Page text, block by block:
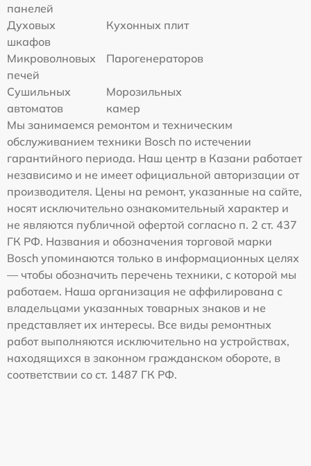
панелей
Духовых
шкафов
Кухонных плит
Микроволновых
печей
Парогенераторов
Сушильных
автоматов
Морозильных
камер
Мы занимаемся ремонтом и техническим
обслуживанием техники Bosch по истечении
гарантийного периода. Наш центр в Казани работает
независимо и не имеет официальной авторизации от
производителя. Цены на ремонт, указанные на сайте,
носят исключительно ознакомительный характер и
не являются публичной офертой согласно п. 2 ст. 437
ГК РФ. Названия и обозначения торговой марки
Bosch упоминаются только в информационных целях
— чтобы обозначить перечень техники, с которой мы
работаем. Наша организация не аффилирована с
владельцами указанных товарных знаков и не
представляет их интересы. Все виды ремонтных
работ выполняются исключительно на устройствах,
находящихся в законном гражданском обороте, в
соответствии со ст. 1487 ГК РФ.